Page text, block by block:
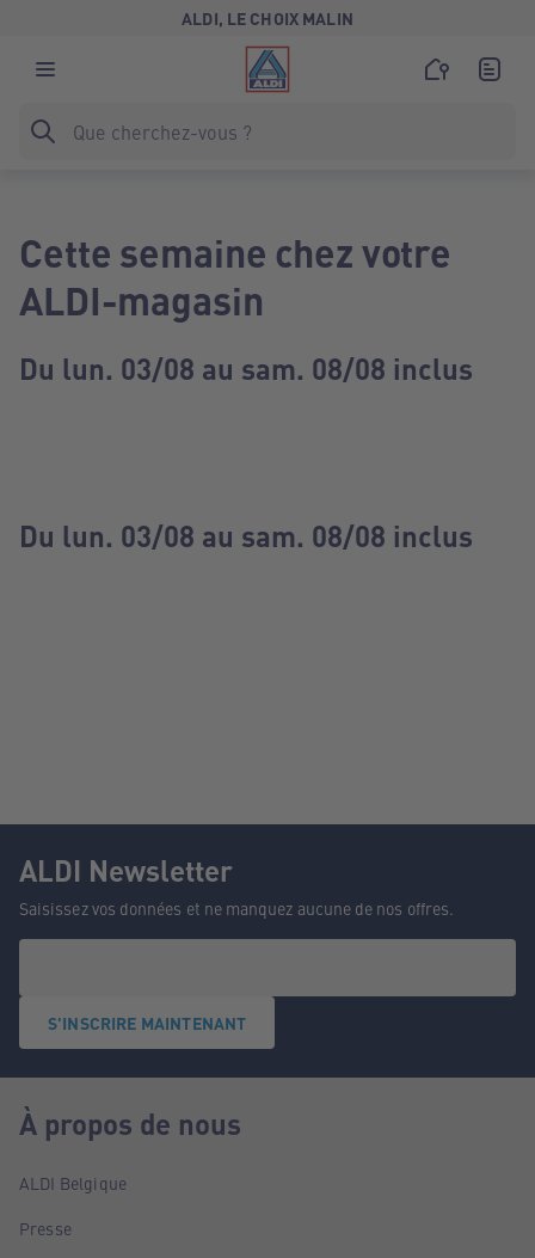
ALDI, LE CHOIX MALIN
Cette semaine chez votre
ALDI-magasin
Du lun. 03/08 au sam. 08/08 inclus
Du lun. 03/08 au sam. 08/08 inclus
ALDI Newsletter
Saisissez vos données et ne manquez aucune de nos offres.
S'INSCRIRE MAINTENANT
À propos de nous
ALDI Belgique
Presse